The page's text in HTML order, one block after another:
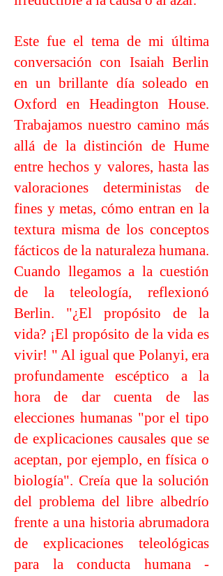
Este fue el tema de mi última
conversación con Isaiah Berlin
en un brillante día soleado en
Oxford en Headington House.
Trabajamos nuestro camino más
allá de la distinción de Hume
entre hechos y valores, hasta las
valoraciones deterministas de
fines y metas, cómo entran en la
textura misma de los conceptos
fácticos de la naturaleza humana.
Cuando llegamos a la cuestión
de la teleología, reflexionó
Berlin. "¿El propósito de la
vida? ¡El propósito de la vida es
vivir! " Al igual que Polanyi, era
profundamente escéptico a la
hora de dar cuenta de las
elecciones humanas "por el tipo
de explicaciones causales que se
aceptan, por ejemplo, en física o
biología". Creía que la solución
del problema del libre albedrío
frente a una historia abrumadora
de explicaciones teleológicas
para la conducta humana -